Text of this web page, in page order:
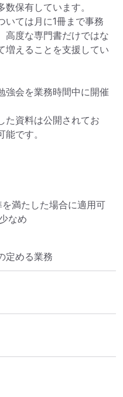
保有しています。
いては月に1冊まで事務
高度な専門書だけではな
増えることを支援してい
強会を業務時間中に開催
た資料は公開されてお
です。
満たした場合に適用可
なめ
定める業務